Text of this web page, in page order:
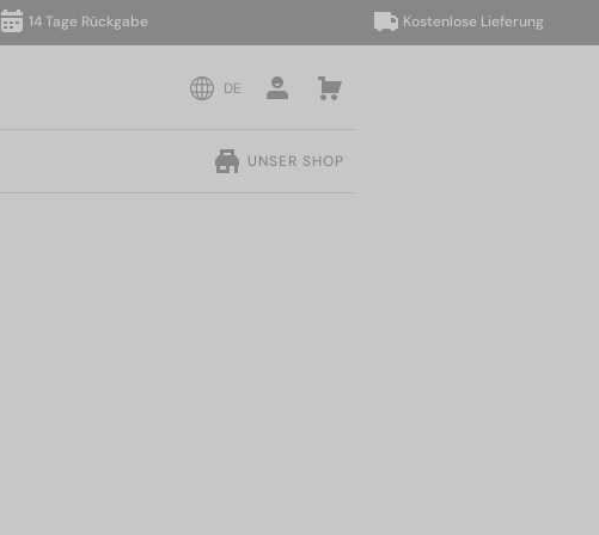
14 Tage Rückgabe Kostenlose Lieferung
DE
UNSER SHOP